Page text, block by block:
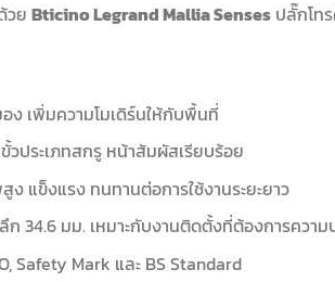
วย Bticino Legrand Mallia Senses ปลั๊กโท
ง เพิ่มความโมเดิร์นให้กับพื้นที่
ประเภทสกรู หน้าสัมผัสเรียบร้อย
แข็งแรง ทนทานต่อการใช้งานระยะยาว
ก 34.6 มม. เหมาะกับงานติดตั้งที่ต้องการควา
Safety Mark และ BS Standard